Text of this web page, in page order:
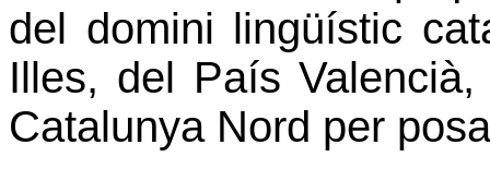
del domini lingüístic
Illes, del País
Catalunya Nord per